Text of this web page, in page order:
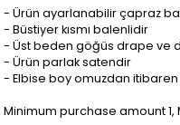
- Ürün ayarlanabilir çapraz
- Büstiyer kısmı balenlidir
- Üst beden göğüs drape ve
- Ürün parlak satendir
- Elbise boy omuzdan itibaren
Minimum purchase amount